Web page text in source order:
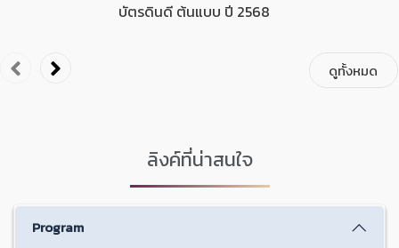
บัตรดินดี ต้นแบบ ปี 2568
ดูทั้งหมด
ลิงค์ที่น่าสนใจ
Program